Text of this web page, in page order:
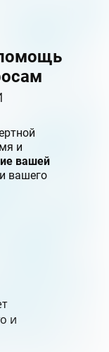
и
вашей
вашего
и